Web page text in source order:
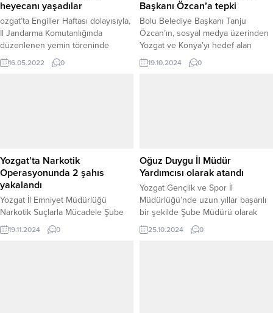
heyecanı yaşadılar
ozgat’ta Engiller Haftası dolayısıyla,
İl Jandarma Komutanlığında
düzenlenen yemin töreninde
temsili olarak bir gün askerlik
yapan 19 engelli vatandaş askerlik
16.05.2022 0
Başkanı Özcan’a tepki
Bolu Belediye Başkanı Tanju
Özcan’ın, sosyal medya üzerinden
Yozgat ve Konya’yı hedef alan
ifadelerine çok sert yanıt, AK Parti
Yozgat milletvekilleri Abdulkadir
19.10.2024 0
Yozgat’ta Narkotik
Operasyonunda 2 şahıs
yakalandı
Yozgat İl Emniyet Müdürlüğü
Narkotik Suçlarla Mücadele Şube
Müdürlüğü ekipleri, uyuşturucu
maddeyle mücadele kapsamında
19.11.2024 0
Oğuz Duygu İl Müdür
Yardımcısı olarak atandı
Yozgat Gençlik ve Spor İl
Müdürlüğü’nde uzun yıllar başarılı
bir şekilde Şube Müdürü olarak
görev yapan Oğuz Duygu, Yurt
Hizmetleri Müdürü ve İl Müdür
25.10.2024 0